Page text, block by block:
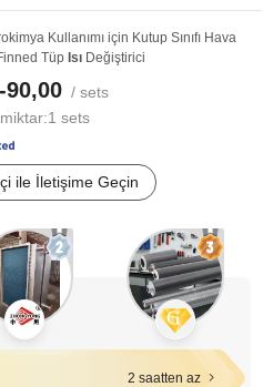
Kullanımı için Kutup Sınıfı Hava
Tüp Isı Değiştirici
90,00 / sets
1 sets
ile İletişime Geçin
2 saatten az